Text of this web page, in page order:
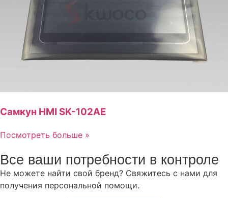
Самкун HMI SK-102AE
Посмотреть больше »
Все ваши потребности в контроле
Не можете найти свой бренд? Свяжитесь с нами для
получения персональной помощи.